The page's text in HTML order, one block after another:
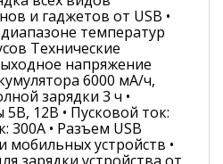
и гаджетов от USB •
температур
Технические
напряжение
6000 мА/ч,
зарядки 3 ч •
12В • Пусковой ток:
300А • Разъем USB
мобильных устройств •